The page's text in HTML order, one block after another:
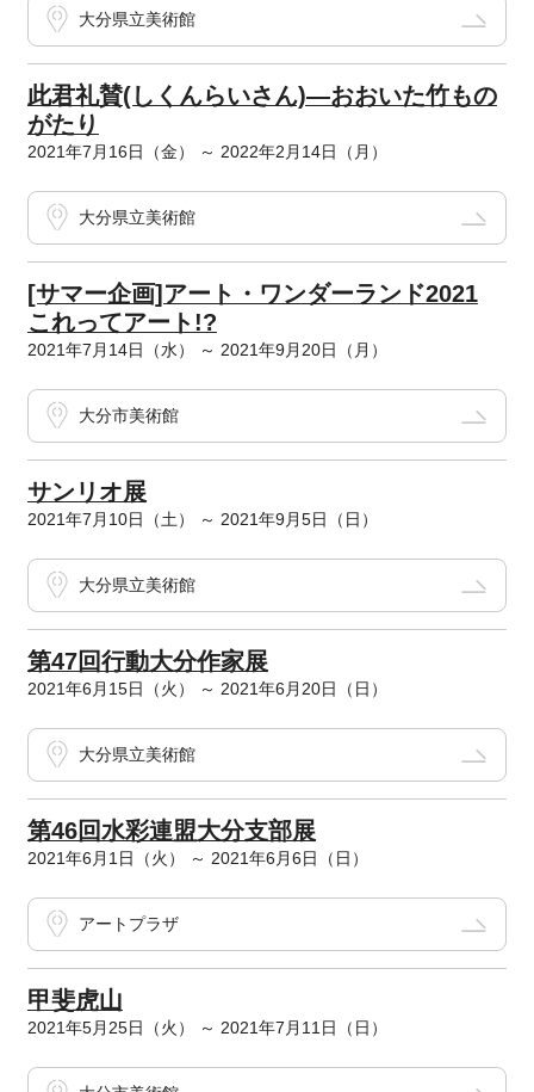
大分県立美術館
此君礼賛(しくんらいさん)―おおいた竹もの
がたり
2021年7月16日（金） ～ 2022年2月14日（月）
大分県立美術館
[サマー企画]アート・ワンダーランド2021
これってアート!?
2021年7月14日（水） ～ 2021年9月20日（月）
大分市美術館
サンリオ展
2021年7月10日（土） ～ 2021年9月5日（日）
大分県立美術館
第47回行動大分作家展
2021年6月15日（火） ～ 2021年6月20日（日）
大分県立美術館
第46回水彩連盟大分支部展
2021年6月1日（火） ～ 2021年6月6日（日）
アートプラザ
甲斐虎山
2021年5月25日（火） ～ 2021年7月11日（日）